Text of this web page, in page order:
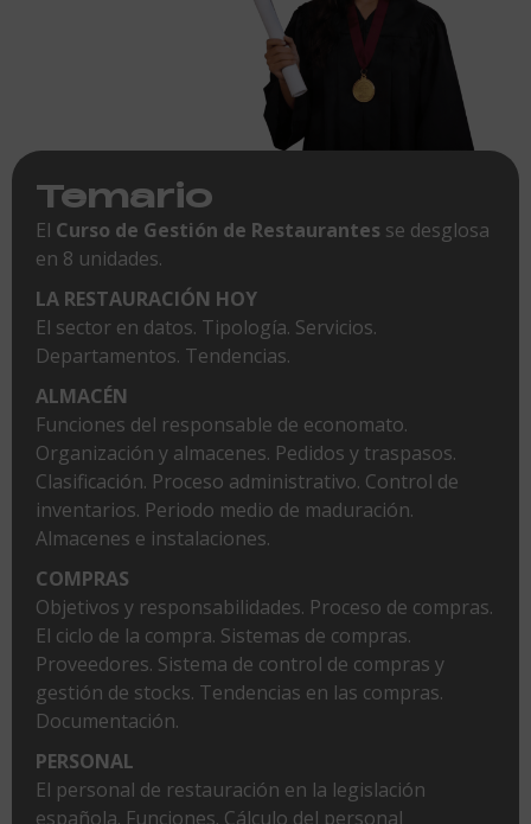
Temario
El Curso de Gestión de Restaurantes se desglosa
en 8 unidades.
LA RESTAURACIÓN HOY
El sector en datos. Tipología. Servicios.
Departamentos. Tendencias.
ALMACÉN
Funciones del responsable de economato.
Organización y almacenes. Pedidos y traspasos.
Clasificación. Proceso administrativo. Control de
inventarios. Periodo medio de maduración.
Almacenes e instalaciones.
COMPRAS
Objetivos y responsabilidades. Proceso de compras.
El ciclo de la compra. Sistemas de compras.
Proveedores. Sistema de control de compras y
gestión de stocks. Tendencias en las compras.
Documentación.
PERSONAL
El personal de restauración en la legislación
española. Funciones. Cálculo del personal